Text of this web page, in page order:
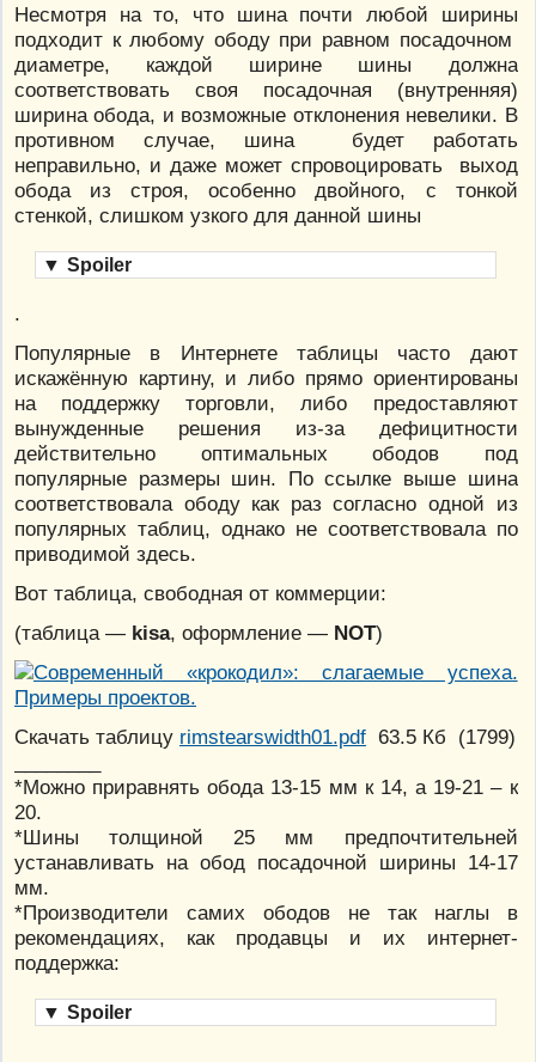
Несмотря на то, что шина почти любой ширины
подходит к любому ободу при равном посадочном
диаметре, каждой ширине шины должна
соответствовать своя посадочная (внутренняя)
ширина обода, и возможные отклонения невелики. В
противном случае, шина будет работать
неправильно, и даже может спровоцировать выход
обода из строя, особенно двойного, с тонкой
стенкой, слишком узкого для данной шины
▼ Spoiler
.
Популярные в Интернете таблицы часто дают
искажённую картину, и либо прямо ориентированы
на поддержку торговли, либо предоставляют
вынужденные решения из-за дефицитности
действительно оптимальных ободов под
популярные размеры шин. По ссылке выше шина
соответствовала ободу как раз согласно одной из
популярных таблиц, однако не соответствовала по
приводимой здесь.
Вот таблица, свободная от коммерции:
(таблица — kisa, оформление — NOT)
Скачать таблицу rimstearswidth01.pdf 63.5 Кб (1799)
*Можно приравнять обода 13-15 мм к 14, а 19-21 – к
20.
*Шины толщиной 25 мм предпочтительней
устанавливать на обод посадочной ширины 14-17
мм.
*Производители самих ободов не так наглы в
рекомендациях, как продавцы и их интернет-
поддержка:
▼ Spoiler